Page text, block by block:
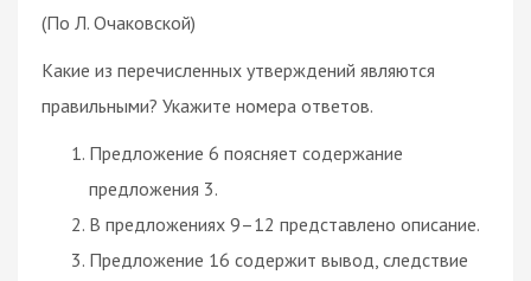
(По Л. Очаковской)
Какие из перечисленных утверждений являются
правильными? Укажите номера ответов.
Предложение 6 поясняет содержание
предложения 3.
В предложениях 9–12 представлено описание.
Предложение 16 содержит вывод, следствие